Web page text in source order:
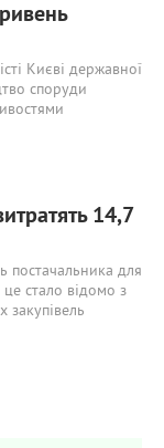
Києві державної
споруди
14,7
постачальника для
стало відомо з
закупівель